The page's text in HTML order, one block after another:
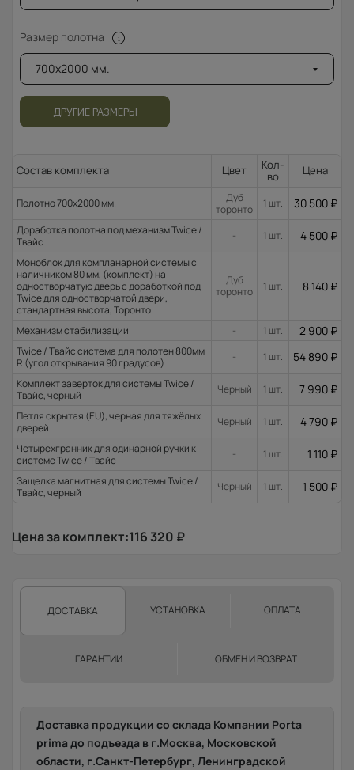
Размер полотна
700x2000 мм.
ДРУГИЕ РАЗМЕРЫ
Состав комплекта Цвет
Кол-
во
Цена
Полотно 700x2000 мм.
Дуб
торонто
1 шт. 30 500 ₽
Доработка полотна под механизм Twice /
Твайс
- 1 шт. 4 500 ₽
Моноблок для компланарной системы с
наличником 80 мм, (комплект) на
одностворчатую дверь с доработкой под
Twice для одностворчатой двери,
стандартная высота, Торонто
Дуб
торонто
1 шт. 8 140 ₽
Механизм стабилизации - 1 шт. 2 900 ₽
Twice / Твайс система для полотен 800мм
R (угол открывания 90 градусов)
- 1 шт. 54 890 ₽
Комплект заверток для системы Twice /
Твайс, черный
Черный 1 шт. 7 990 ₽
Петля скрытая (EU), черная для тяжёлых
дверей
Черный 1 шт. 4 790 ₽
Четырехгранник для одинарной ручки к
системе Twice / Твайс
- 1 шт. 1 110 ₽
Защелка магнитная для системы Twice /
Твайс, черный
Черный 1 шт. 1 500 ₽
Цена за комплект:116 320 ₽
ДОСТАВКА УСТАНОВКА ОПЛАТА
ГАРАНТИИ ОБМЕН И ВОЗВРАТ
Доставка продукции со склада Компании Porta
prima до подъезда в г.Москва, Московской
области, г.Санкт-Петербург, Ленинградской